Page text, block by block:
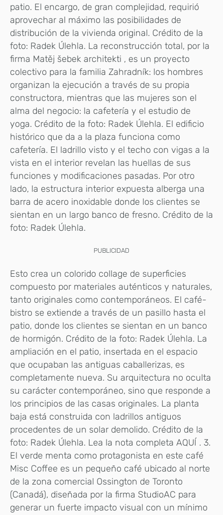
patio. El encargo, de gran complejidad, requirió
aprovechar al máximo las posibilidades de
distribución de la vivienda original. Crédito de la
foto: Radek Úlehla. La reconstrucción total, por la
firma Matěj šebek architekti , es un proyecto
colectivo para la familia Zahradník: los hombres
organizan la ejecución a través de su propia
constructora, mientras que las mujeres son el
alma del negocio: la cafetería y el estudio de
yoga. Crédito de la foto: Radek Úlehla. El edificio
histórico que da a la plaza funciona como
cafetería. El ladrillo visto y el techo con vigas a la
vista en el interior revelan las huellas de sus
funciones y modificaciones pasadas. Por otro
lado, la estructura interior expuesta alberga una
barra de acero inoxidable donde los clientes se
sientan en un largo banco de fresno. Crédito de la
foto: Radek Úlehla.
PUBLICIDAD
Esto crea un colorido collage de superficies
compuesto por materiales auténticos y naturales,
tanto originales como contemporáneos. El café-
bistro se extiende a través de un pasillo hasta el
patio, donde los clientes se sientan en un banco
de hormigón. Crédito de la foto: Radek Úlehla. La
ampliación en el patio, insertada en el espacio
que ocupaban las antiguas caballerizas, es
completamente nueva. Su arquitectura no oculta
su carácter contemporáneo, sino que responde a
los principios de las casas originales. La planta
baja está construida con ladrillos antiguos
procedentes de un solar demolido. Crédito de la
foto: Radek Úlehla. Lea la nota completa AQUÍ . 3.
El verde menta como protagonista en este café
Misc Coffee es un pequeño café ubicado al norte
de la zona comercial Ossington de Toronto
(Canadá), diseñada por la firma StudioAC para
generar un fuerte impacto visual con un mínimo